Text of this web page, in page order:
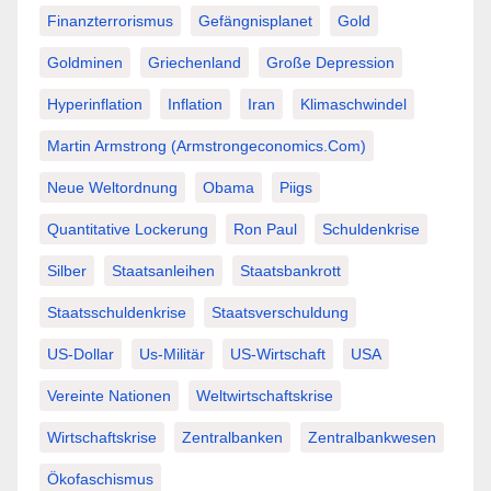
Finanzterrorismus Gefängnisplanet Gold
Goldminen Griechenland Große Depression
Hyperinflation Inflation Iran Klimaschwindel
Martin Armstrong (Armstrongeconomics.com)
Neue Weltordnung Obama Piigs
Quantitative Lockerung Ron Paul Schuldenkrise
Silber Staatsanleihen Staatsbankrott
Staatsschuldenkrise Staatsverschuldung
US-Dollar Us-Militär US-Wirtschaft USA
Vereinte Nationen Weltwirtschaftskrise
Wirtschaftskrise Zentralbanken Zentralbankwesen
Ökofaschismus